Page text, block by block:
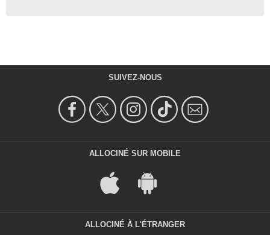
SUIVEZ-NOUS
ALLOCINÉ SUR MOBILE
ALLOCINÉ À L'ÉTRANGER